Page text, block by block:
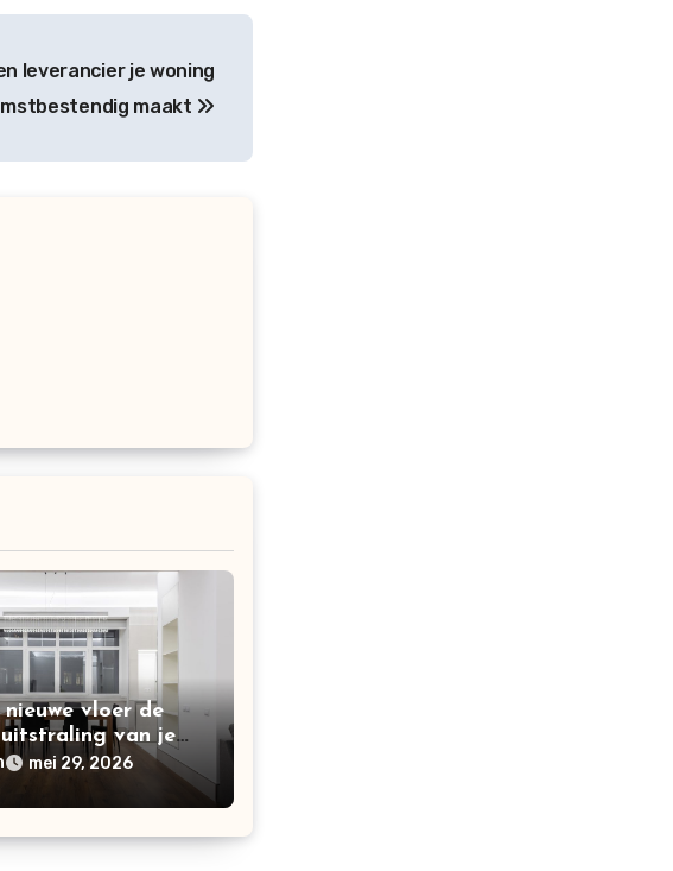
leverancier je woning
maakt
vloer de
van je
verbeteren
mei 29, 2026